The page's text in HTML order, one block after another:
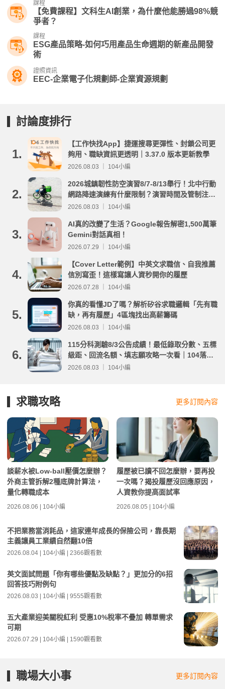
課程
【免費課程】文科生AI創業，為什麼他能勝過98%競
爭者？
課程
ESG產品策略-如何巧用產品生命週期的新產品開發
術
證照資訊
EEC-企業電子化規劃師-企業資源規劃
討論度排行
1.
【工作快找App】捷運搜尋更彈性、封鎖公司更
夠用、職缺資訊更透明｜3.37.0 版本更新教學
2026.08.03 ｜ 104小編
2.
2026城鎮韌性防空演習8/7-8/13舉行！北中行動
網路降速演練有什麼限制？演習時間及管制注意
事項整理
2026.08.03 ｜ 104小編
3.
AI真的改變了生活？Google報告解密1,500萬筆
Gemini對話真相！
2026.07.29 ｜ 104小編
4.
【Cover Letter範例】中英文求職信、自我推薦
信別寫歪！這樣寫讓人資秒開你的履歷
2026.07.28 ｜ 104小編
5.
你真的看懂JD了嗎？解析矽谷求職邏輯「先有職
缺，再有履歷」4區塊找出高薪籌碼
2026.08.03 ｜ 104小編
6.
115分科測驗8/3公告成績！最低錄取分數、五標
級距、回流名額、填志願攻略一次看｜104落點
分析
2026.08.03 ｜ 104小編
求職攻略 更多訂閱內容
談薪水被Low-ball壓價怎麼辦？
外商主管拆解2種底牌計算法，
量化轉職成本
2026.08.06 | 104小編
履歷被已讀不回怎麼辦，要再投
一次嗎？揭投履歷沒回應原因，
人資教你提高面試率
2026.08.05 | 104小編
不把業務當消耗品，這家連年成長的保險公司，靠長期
主義讓員工業績自然翻10倍
2026.08.04 | 104小編 | 2366觀看數
英文面試問題「你有哪些優點及缺點？」更加分的6招
回答技巧附例句
2026.08.03 | 104小編 | 9555觀看數
五大產業迎美關稅紅利 受惠10%稅率不疊加 轉單需求
可期
2026.07.29 | 104小編 | 1590觀看數
職場大小事 更多訂閱內容